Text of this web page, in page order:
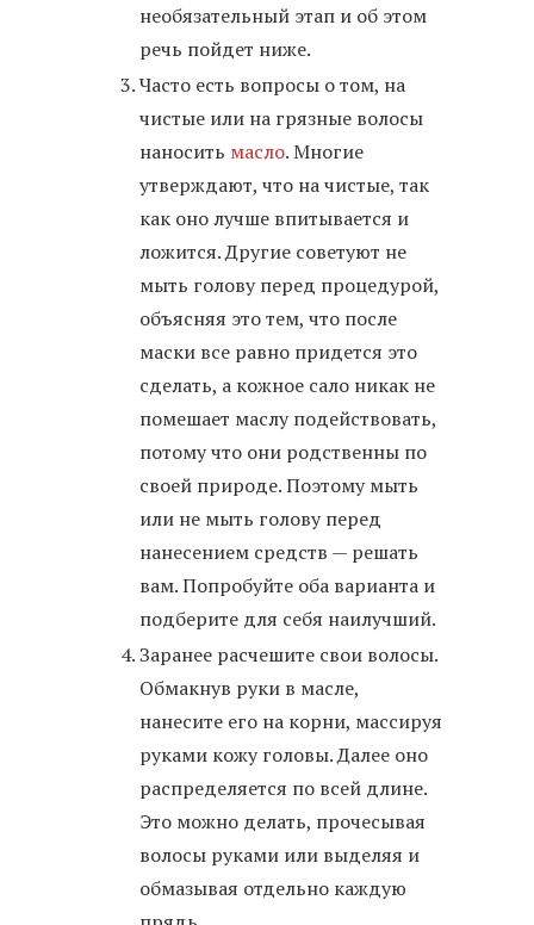
необязательный этап и об этом
речь пойдет ниже.
Часто есть вопросы о том, на
чистые или на грязные волосы
наносить масло. Многие
утверждают, что на чистые, так
как оно лучше впитывается и
ложится. Другие советуют не
мыть голову перед процедурой,
объясняя это тем, что после
маски все равно придется это
сделать, а кожное сало никак не
помешает маслу подействовать,
потому что они родственны по
своей природе. Поэтому мыть
или не мыть голову перед
нанесением средств — решать
вам. Попробуйте оба варианта и
подберите для себя наилучший.
Заранее расчешите свои волосы.
Обмакнув руки в масле,
нанесите его на корни, массируя
руками кожу головы. Далее оно
распределяется по всей длине.
Это можно делать, прочесывая
волосы руками или выделяя и
обмазывая отдельно каждую